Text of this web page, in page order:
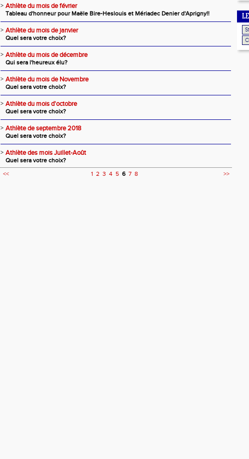
> Athlète du mois de février
Tableau d'honneur pour Maële Bire-Heslouis et Mériadec Denier d'Aprigny!!
> Athlète du mois de janvier
Quel sera votre choix?
> Athlète du mois de décembre
Qui sera l'heureux élu?
> Athlète du mois de Novembre
Quel sera votre choix?
> Athlète du mois d'octobre
Quel sera votre choix?
> Athlète de septembre 2018
Quel sera votre choix?
> Athlète des mois Juillet-Août
Quel sera votre choix?
<<
1 2 3 4 5 6 7 8 >>